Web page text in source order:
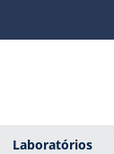
Laboratórios